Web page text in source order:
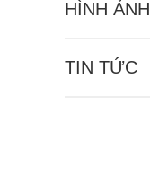
HÌNH ẢNH
TIN TỨC